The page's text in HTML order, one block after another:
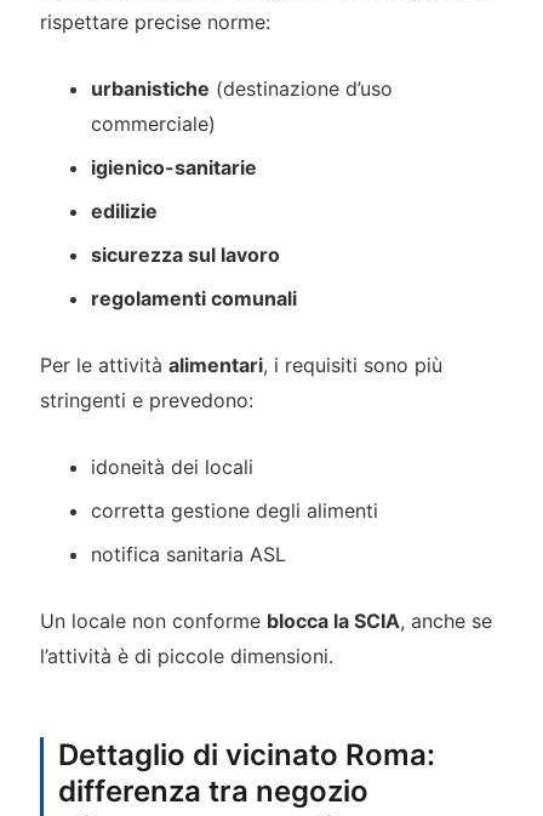
rispettare precise norme:
urbanistiche (destinazione d’uso
commerciale)
igienico-sanitarie
edilizie
sicurezza sul lavoro
regolamenti comunali
Per le attività alimentari, i requisiti sono più
stringenti e prevedono:
idoneità dei locali
corretta gestione degli alimenti
notifica sanitaria ASL
Un locale non conforme blocca la SCIA, anche se
l’attività è di piccole dimensioni.
Dettaglio di vicinato Roma:
differenza tra negozio